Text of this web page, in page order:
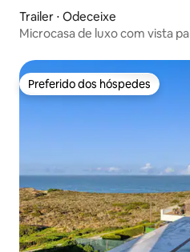
Trailer ⋅ Odeceixe
Microcasa de luxo com vista
Preferido dos hóspedes
Preferido dos hóspedes